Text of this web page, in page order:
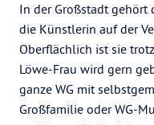
In der Großstadt gehört
die Künstlerin auf der
Oberflächlich ist sie
Löwe-Frau wird gern
ganze WG mit
Großfamilie oder WG-